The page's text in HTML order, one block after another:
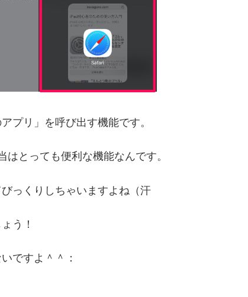
プリ」を呼び出す機能です。
とっても便利な機能なんです。
っくりしちゃいますよね（汗
う！
ですよ＾＾：